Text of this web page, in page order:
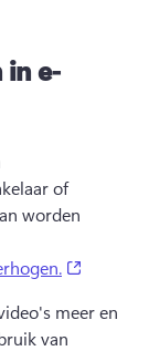
in e-
of
worden
meer en
van